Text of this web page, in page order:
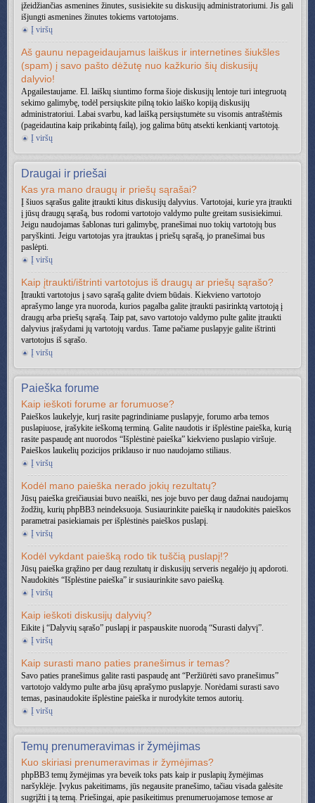
įžeidžiančias asmenines žinutes, susisiekite su diskusijų administratoriumi. Jis gali
išjungti asmenines žinutes tokiems vartotojams.
Į viršų
Aš gaunu nepageidaujamus laiškus ir internetines šiukšles
(spam) į savo pašto dėžutę nuo kažkurio šių diskusijų
dalyvio!
Apgailestaujame. El. laiškų siuntimo forma šioje diskusijų lentoje turi integruotą
sekimo galimybę, todėl persiųskite pilną tokio laiško kopiją diskusijų
administratoriui. Labai svarbu, kad laišką persiųstumėte su visomis antraštėmis
(pageidautina kaip prikabintą failą), jog galima būtų atsekti kenkiantį vartotoją.
Į viršų
Draugai ir priešai
Kas yra mano draugų ir priešų sąrašai?
Į šiuos sąrašus galite įtraukti kitus diskusijų dalyvius. Vartotojai, kurie yra įtraukti
į jūsų draugų sąrašą, bus rodomi vartotojo valdymo pulte greitam susisiekimui.
Jeigu naudojamas šablonas turi galimybę, pranešimai nuo tokių vartotojų bus
paryškinti. Jeigu vartotojas yra įtrauktas į priešų sąrašą, jo pranešimai bus
paslėpti.
Į viršų
Kaip įtraukti/ištrinti vartotojus iš draugų ar priešų sąrašo?
Įtraukti vartotojus į savo sąrašą galite dviem būdais. Kiekvieno vartotojo
aprašymo lange yra nuoroda, kurios pagalba galite įtraukti pasirinktą vartotoją į
draugų arba priešų sąrašą. Taip pat, savo vartotojo valdymo pulte galite įtraukti
dalyvius įrašydami jų vartotojų vardus. Tame pačiame puslapyje galite ištrinti
vartotojus iš sąrašo.
Į viršų
Paieška forume
Kaip ieškoti forume ar forumuose?
Paieškos laukelyje, kurį rasite pagrindiniame puslapyje, forumo arba temos
puslapiuose, įrašykite ieškomą terminą. Galite naudotis ir išplėstine paieška, kurią
rasite paspaudę ant nuorodos “Išplėstinė paieška” kiekvieno puslapio viršuje.
Paieškos laukelių pozicijos priklauso ir nuo naudojamo stiliaus.
Į viršų
Kodėl mano paieška nerado jokių rezultatų?
Jūsų paieška greičiausiai buvo neaiški, nes joje buvo per daug dažnai naudojamų
žodžių, kurių phpBB3 neindeksuoja. Susiaurinkite paiešką ir naudokitės paieškos
parametrai pasiekiamais per išplėstinės paieškos puslapį.
Į viršų
Kodėl vykdant paiešką rodo tik tuščią puslapį!?
Jūsų paieška grąžino per daug rezultatų ir diskusijų serveris negalėjo jų apdoroti.
Naudokitės “Išplėstine paieška” ir susiaurinkite savo paiešką.
Į viršų
Kaip ieškoti diskusijų dalyvių?
Eikite į “Dalyvių sąrašo” puslapį ir paspauskite nuorodą “Surasti dalyvį”.
Į viršų
Kaip surasti mano paties pranešimus ir temas?
Savo paties pranešimus galite rasti paspaudę ant “Peržiūrėti savo pranešimus”
vartotojo valdymo pulte arba jūsų aprašymo puslapyje. Norėdami surasti savo
temas, pasinaudokite išplėstine paieška ir nurodykite temos autorių.
Į viršų
Temų prenumeravimas ir žymėjimas
Kuo skiriasi prenumeravimas ir žymėjimas?
phpBB3 temų žymėjimas yra beveik toks pats kaip ir puslapių žymėjimas
naršyklėje. Įvykus pakeitimams, jūs negausite pranešimo, tačiau visada galėsite
sugrįžti į tą temą. Priešingai, apie pasikeitimus prenumeruojamose temose ar